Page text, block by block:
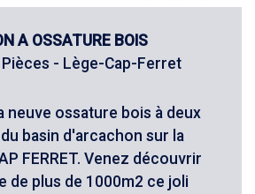
A OSSATURE BOIS
Pièces - Lège-Cap-Ferret
neuve ossature bois à deux
basin d'arcachon sur la
FERRET. Venez découvrir
de plus de 1000m2 ce joli